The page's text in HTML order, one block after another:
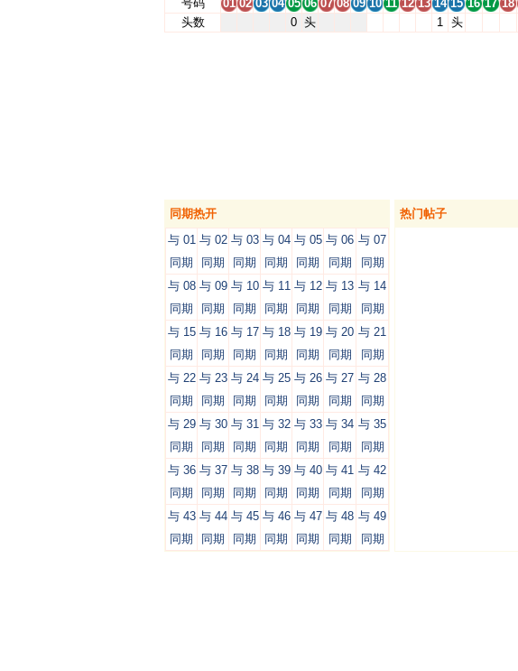
号码 01 02 03 04 05 06 07 08 09 10 11 12 13 14 15 16 17 18
头数
0 头 1 头
同期热开
与 01
同期
与 02
同期
与 03
同期
与 04
同期
与 05
同期
与 06
同期
与 07
同期
与 08
同期
与 09
同期
与 10
同期
与 11
同期
与 12
同期
与 13
同期
与 14
同期
与 15
同期
与 16
同期
与 17
同期
与 18
同期
与 19
同期
与 20
同期
与 21
同期
与 22
同期
与 23
同期
与 24
同期
与 25
同期
与 26
同期
与 27
同期
与 28
同期
与 29
同期
与 30
同期
与 31
同期
与 32
同期
与 33
同期
与 34
同期
与 35
同期
与 36
同期
与 37
同期
与 38
同期
与 39
同期
与 40
同期
与 41
同期
与 42
同期
与 43
同期
与 44
同期
与 45
同期
与 46
同期
与 47
同期
与 48
同期
与 49
同期
热门帖子